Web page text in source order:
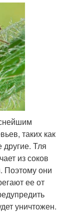
таких как
Тля
из соков
Поэтому они
ее от
уничтожен.